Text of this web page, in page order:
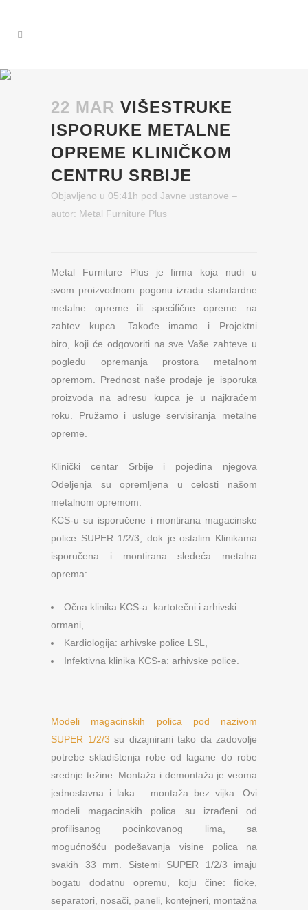
22 MAR VIŠESTRUKE
ISPORUKE METALNE
OPREME KLINIČKOM
CENTRU SRBIJE
Objavljeno u 05:41h pod Javne ustanove –
autor: Metal Furniture Plus
Metal Furniture Plus je firma koja nudi u
svom proizvodnom pogonu izradu standardne
metalne opreme ili specifične opreme na
zahtev kupca. Takođe imamo i Projektni
biro, koji će odgovoriti na sve Vaše zahteve u
pogledu opremanja prostora metalnom
opremom. Prednost naše prodaje je isporuka
proizvoda na adresu kupca je u najkraćem
roku. Pružamo i usluge servisiranja metalne
opreme.
Klinički centar Srbije i pojedina njegova
Odeljenja su opremljena u celosti našom
metalnom opremom.
KCS-u su isporučene i montirana magacinske
police SUPER 1/2/3, dok je ostalim Klinikama
isporučena i montirana sledeća metalna
oprema:
Očna klinika KCS-a: kartotečni i arhivski
ormani,
Kardiologija: arhivske police LSL,
Infektivna klinika KCS-a: arhivske police.
Modeli magacinskih polica pod nazivom
SUPER 1/2/3 su dizajnirani tako da zadovolje
potrebe skladištenja robe od lagane do robe
srednje težine. Montaža i demontaža je veoma
jednostavna i laka – montaža bez vijka. Ovi
modeli magacinskih polica su izrađeni od
profilisanog pocinkovanog lima, sa
mogućnošću podešavanja visine polica na
svakih 33 mm. Sistemi SUPER 1/2/3 imaju
bogatu dodatnu opremu, koju čine: fioke,
separatori, nosači, paneli, kontejneri, montažna